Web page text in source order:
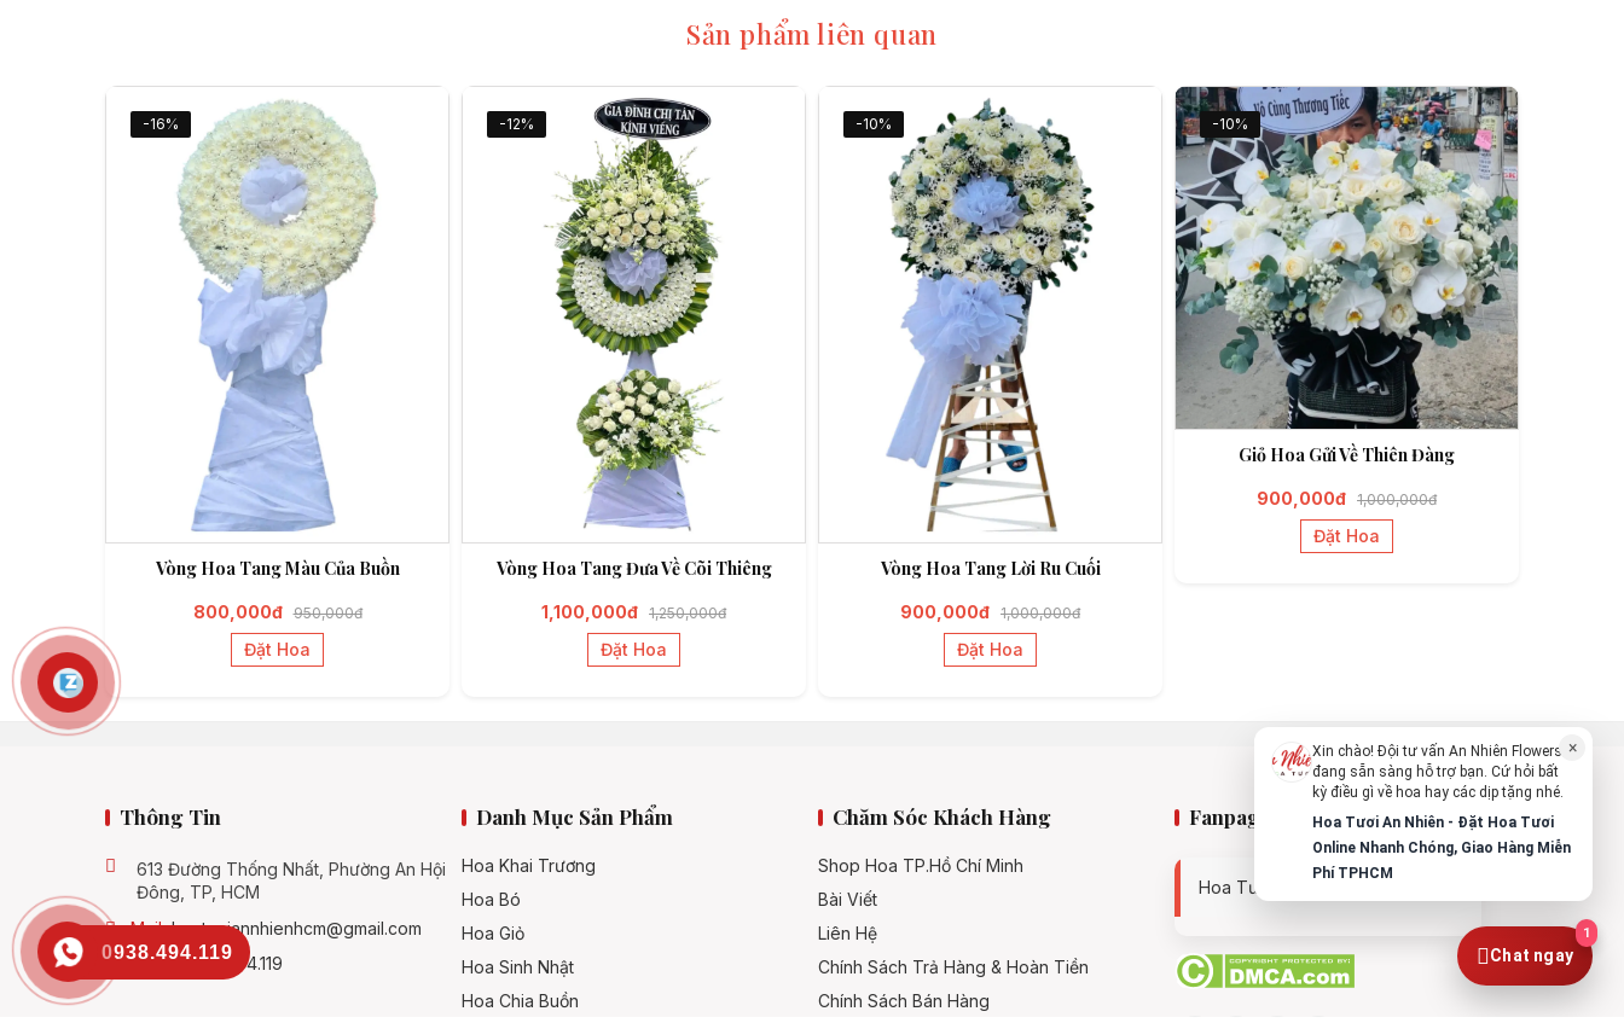
Sản phẩm liên quan
-16%
Vòng Hoa Tang Màu Của Buồn
800,000đ 950,000đ
Đặt Hoa
-12%
Vòng Hoa Tang Đưa Về Cõi Thiêng
1,100,000đ 1,250,000đ
Đặt Hoa
-10%
Vòng Hoa Tang Lời Ru Cuối
900,000đ 1,000,000đ
Đặt Hoa
-10%
Giỏ Hoa Gửi Về Thiên Đàng
900,000đ 1,000,000đ
Đặt Hoa
Thông Tin
613 Đường Thống Nhất, Phường An Hội
Đông, TP, HCM
Mail: hoatuoiannhienhcm@gmail.com
SĐT: 0938.494.119
Danh Mục Sản Phẩm
Hoa Khai Trương
Hoa Bó
Hoa Giỏ
Hoa Sinh Nhật
Hoa Chia Buồn
Chăm Sóc Khách Hàng
Shop Hoa TP.Hồ Chí Minh
Bài Viết
Liên Hệ
Chính Sách Trả Hàng & Hoàn Tiền
Chính Sách Bán Hàng
Fanpage
Hoa Tươi An Nhiên - 0938494119
0938.494.119
×
Xin chào! Đội tư vấn An Nhiên Flowers
đang sẵn sàng hỗ trợ bạn. Cứ hỏi bất
kỳ điều gì về hoa hay các dịp tặng nhé.
Hoa Tươi An Nhiên - Đặt Hoa Tươi
Online Nhanh Chóng, Giao Hàng Miễn
Phí TPHCM
Chat ngay
1
Tư vấn nhanh trong vài phút